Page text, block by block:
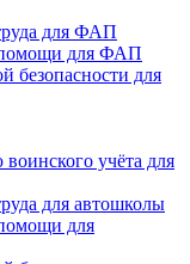
для ФАП
для ФАП
безопасности для
учёта для
для автошколы
для